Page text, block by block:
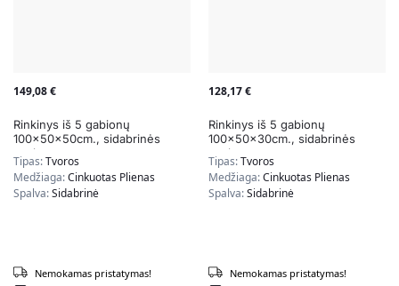
149,08€
Rinkinys iš 5 gabionų
100x50x50cm., sidabrinės
spalvos
Tipas:Tvoros
Medžiaga:Cinkuotas Plienas
Spalva:Sidabrinė
Nemokamas pristatymas!
128,17€
Rinkinys iš 5 gabionų
100x50x30cm., sidabrinės
spalvos
Tipas:Tvoros
Medžiaga:Cinkuotas Plienas
Spalva:Sidabrinė
Nemokamas pristatymas!